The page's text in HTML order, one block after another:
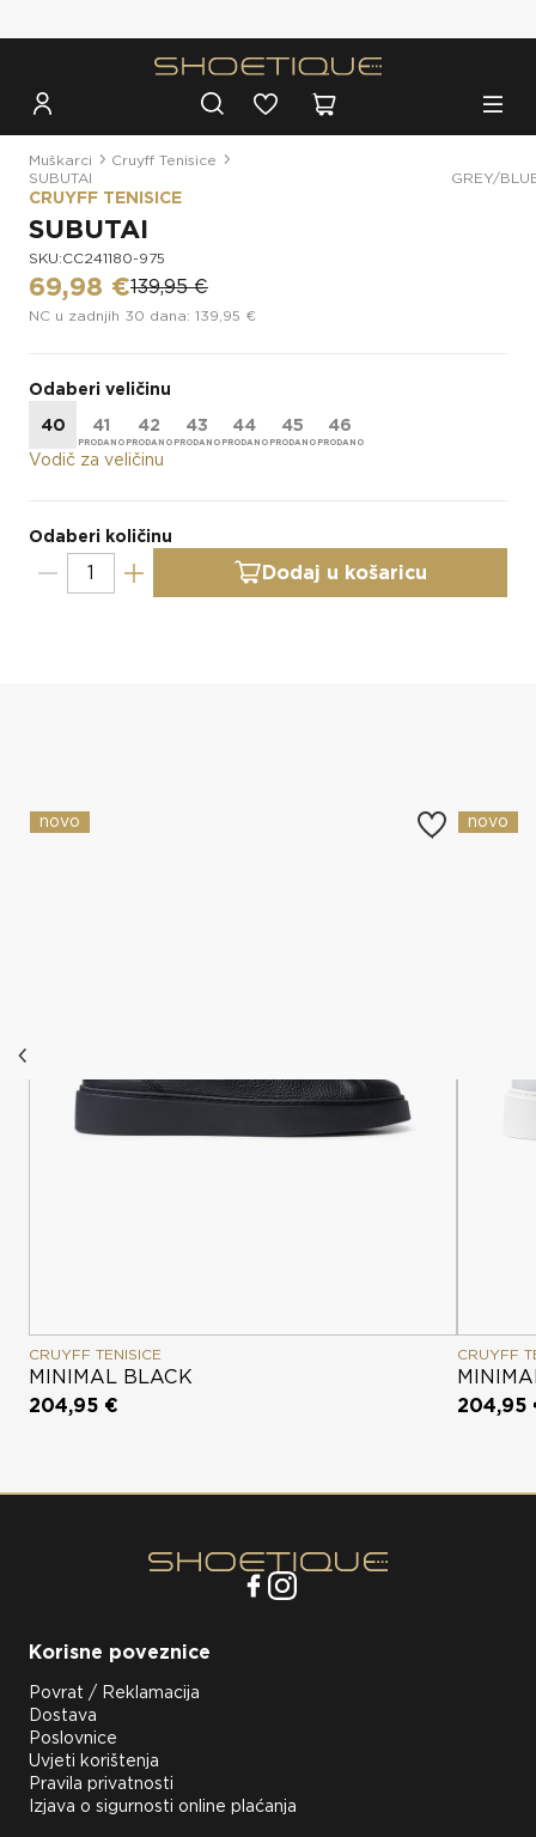
Muškarci
Cruyff Tenisice
SUBUTAI GREY/
CRUYFF TENISICE
SUBUTAI
SKU:CC241180-975
69,98 €139,95 €
NC u zadnjih 30 dana: 139,95 €
Odaberi veličinu
40
41 42 43 44 45
46
Vodič za veličinu
Odaberi količinu
Dodaj u košaricu
novo
CRUYFF TENISICE
MINIMAL BLACK
204,95 €
novo
CRUYFF
204,95
Korisne poveznice
Povrat / Reklamacija
Dostava
Poslovnice
Uvjeti korištenja
Pravila privatnosti
Izjava o sigurnosti online plaćanja